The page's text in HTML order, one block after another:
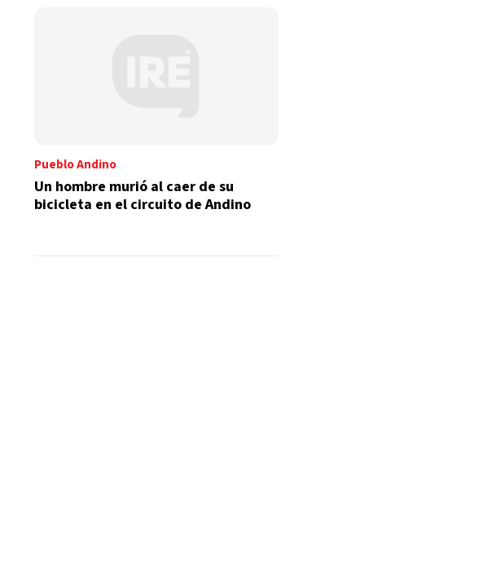
Pueblo Andino
Un hombre murió al caer de su
bicicleta en el circuito de Andino